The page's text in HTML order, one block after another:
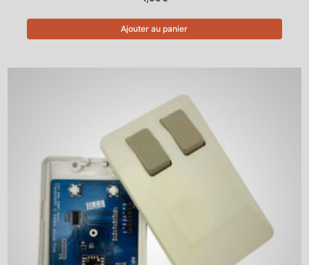
Ajouter au panier